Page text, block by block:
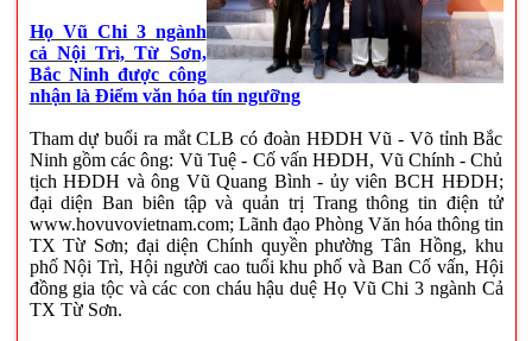
Họ Vũ Chi 3 ngành
cả Nội Trì, Từ Sơn,
Bắc Ninh được công
nhận là Điểm văn hóa tín ngưỡng
Tham dự buổi ra mắt CLB có đoàn HĐDH Vũ - Võ tỉnh Bắc
Ninh gồm các ông: Vũ Tuệ - Cố vấn HĐDH, Vũ Chính - Chủ
tịch HĐDH và ông Vũ Quang Bình - ủy viên BCH HĐDH;
đại diện Ban biên tập và quản trị Trang thông tin điện tử
www.hovuvovietnam.com; Lãnh đạo Phòng Văn hóa thông tin
TX Từ Sơn; đại diện Chính quyền phường Tân Hồng, khu
phố Nội Trì, Hội người cao tuổi khu phố và Ban Cố vấn, Hội
đồng gia tộc và các con cháu hậu duệ Họ Vũ Chi 3 ngành Cả
TX Từ Sơn.